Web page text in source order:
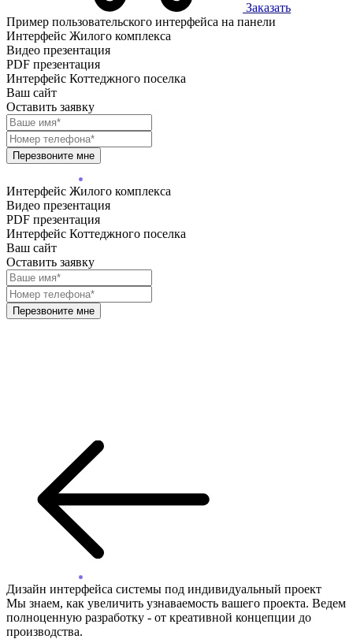
Заказать
Пример пользовательского интерфейса на панели
Интерфейс Жилого комплекса
Видео презентация
PDF презентация
Интерфейс Коттеджного поселка
Ваш сайт
Оставить заявку
Перезвоните мне
Интерфейс Жилого комплекса
Видео презентация
PDF презентация
Интерфейс Коттеджного поселка
Ваш сайт
Оставить заявку
Перезвоните мне
Дизайн интерфейса системы под индивидуальный проект
Мы знаем, как увеличить узнаваемость вашего проекта. Ведем
полноценную разработку - от креативной концепции до
производства.